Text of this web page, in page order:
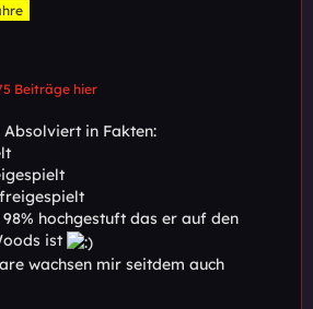
Beiträge hier
Absolviert in Fakten:
hochgestuft das er auf den
ist
wachsen mir seitdem auch